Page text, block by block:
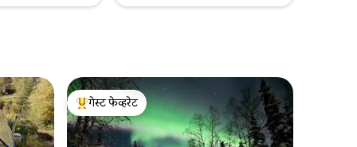
टॉप गेस्ट फेव्हरेट
गेस्ट फेव्हरेट